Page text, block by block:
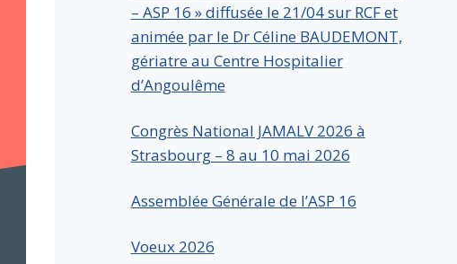
– ASP 16 » diffusée le 21/04 sur RCF et
animée par le Dr Céline BAUDEMONT,
gériatre au Centre Hospitalier
d’Angoulême
Congrès National JAMALV 2026 à
Strasbourg – 8 au 10 mai 2026
Assemblée Générale de l’ASP 16
Voeux 2026